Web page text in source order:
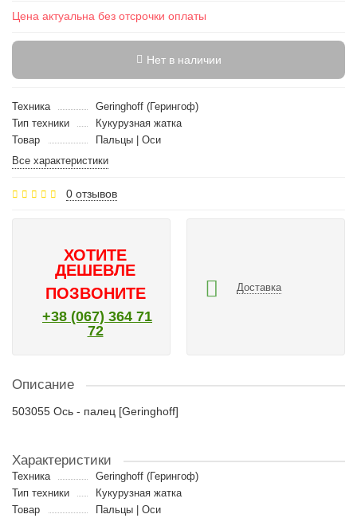
Цена актуальна без отсрочки оплаты
Нет в наличии
Техника
Geringhoff (Герингоф)
Тип техники
Кукурузная жатка
Товар
Пальцы | Оси
Все характеристики
0 отзывов
ХОТИТЕ
ДЕШЕВЛЕ
ПОЗВОНИТЕ
+38 (067) 364 71
72
Доставка
Описание
503055 Ось - палец [Geringhoff]
Характеристики
Техника
Geringhoff (Герингоф)
Тип техники
Кукурузная жатка
Товар
Пальцы | Оси